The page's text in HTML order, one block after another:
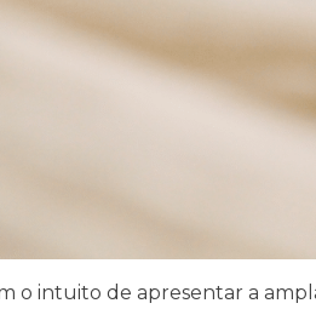
o intuito de apresentar a